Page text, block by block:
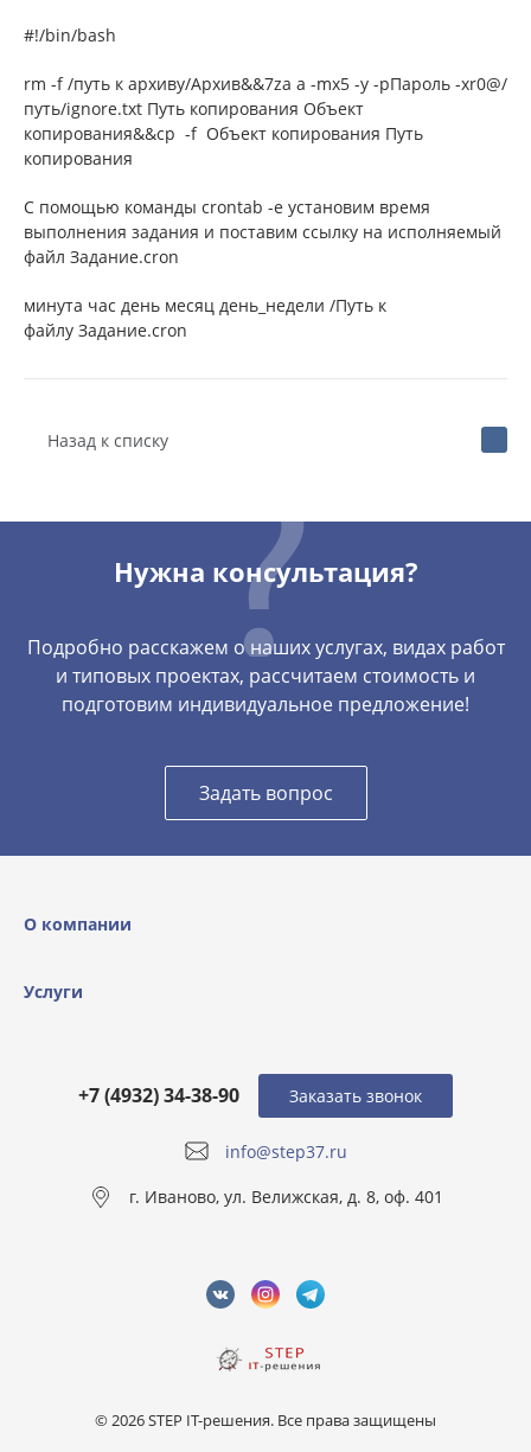
#!/bin/bash
rm -f /путь к архиву/Архив&&7za a -mx5 -y -pПароль -xr0@/
путь/ignore.txt Путь копирования Объект
копирования&&cp -f Объект копирования Путь
копирования
С помощью команды crontab -e установим время
выполнения задания и поставим ссылку на исполняемый
файл Задание.cron
минута час день месяц день_недели /Путь к
файлу Задание.cron
Назад к списку
Нужна консультация?
Подробно расскажем о наших услугах, видах работ
и типовых проектах, рассчитаем стоимость и
подготовим индивидуальное предложение!
Задать вопрос
О компании
Услуги
info@step37.ru
+7 (4932) 34-38-90
г. Иваново, ул. Велижская, д. 8, оф. 401
Заказать звонок
© 2026 STEP IT-решения. Все права защищены